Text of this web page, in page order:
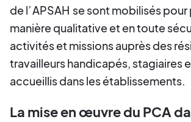
de l’APSAH se sont mobilisés
manière qualitative et en toute
activités et missions auprès des
travailleurs handicapés, stagiaires
accueillis dans les établissements.
La mise en œuvre du PCA